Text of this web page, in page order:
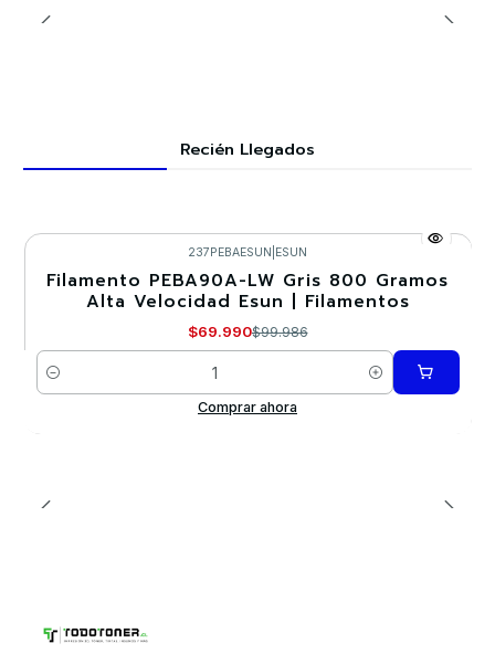
Recién Llegados
-30%
237PEBAESUN ESUN
Filamento PEBA90A-LW Gris 800 Gramos
Alta Velocidad Esun | Filamentos
$69.990$99.986
Cantidad
Comprar ahora